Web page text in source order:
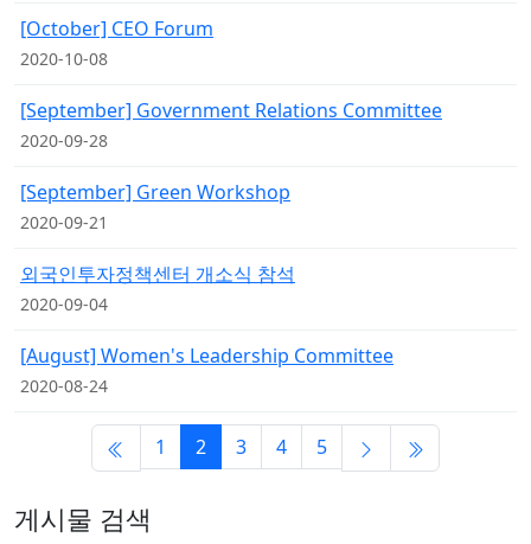
[October] CEO Forum
2020-10-08
[September] Government Relations Committee
2020-09-28
[September] Green Workshop
2020-09-21
외국인투자정책센터 개소식 참석
2020-09-04
[August] Women's Leadership Committee
2020-08-24
1 2 3 4 5
게시물 검색